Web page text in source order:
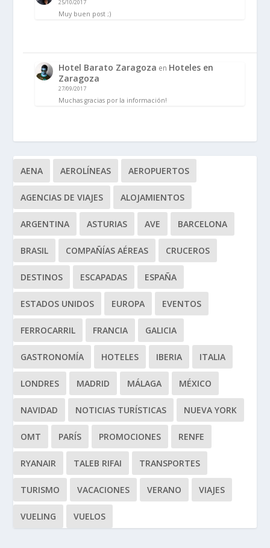
25/10/2017
Muy buen post ;)
Hotel Barato Zaragoza en Hoteles en
Zaragoza
27/09/2017
Muchas gracias por la información!
AENA AEROLÍNEAS AEROPUERTOS
AGENCIAS DE VIAJES ALOJAMIENTOS
ARGENTINA ASTURIAS AVE BARCELONA
BRASIL COMPAÑÍAS AÉREAS CRUCEROS
DESTINOS ESCAPADAS ESPAÑA
ESTADOS UNIDOS EUROPA EVENTOS
FERROCARRIL FRANCIA GALICIA
GASTRONOMÍA HOTELES IBERIA ITALIA
LONDRES MADRID MÁLAGA MÉXICO
NAVIDAD NOTICIAS TURÍSTICAS NUEVA YORK
OMT PARÍS PROMOCIONES RENFE
RYANAIR TALEB RIFAI TRANSPORTES
TURISMO VACACIONES VERANO VIAJES
VUELING VUELOS